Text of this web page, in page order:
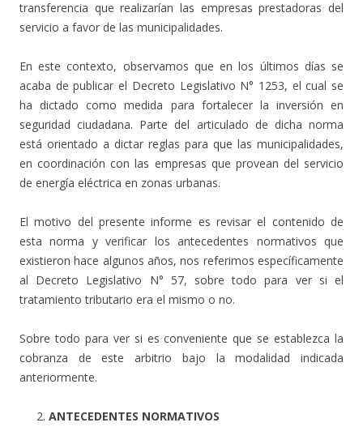
transferencia que realizarían las empresas prestadoras del
servicio a favor de las municipalidades.
En este contexto, observamos que en los últimos días se
acaba de publicar el Decreto Legislativo N° 1253, el cual se
ha dictado como medida para fortalecer la inversión en
seguridad ciudadana. Parte del articulado de dicha norma
está orientado a dictar reglas para que las municipalidades,
en coordinación con las empresas que provean del servicio
de energía eléctrica en zonas urbanas.
El motivo del presente informe es revisar el contenido de
esta norma y verificar los antecedentes normativos que
existieron hace algunos años, nos referimos específicamente
al Decreto Legislativo N° 57, sobre todo para ver si el
tratamiento tributario era el mismo o no.
Sobre todo para ver si es conveniente que se establezca la
cobranza de este arbitrio bajo la modalidad indicada
anteriormente.
ANTECEDENTES NORMATIVOS